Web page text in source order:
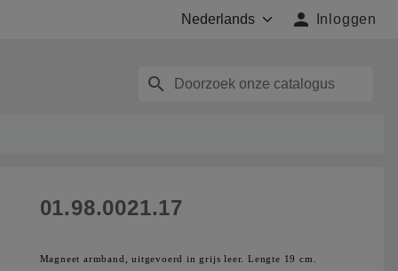
 Inloggen
search
01.98.0021.17
Magneet armband, uitgevoerd in grijs leer. Lengte 19 cm.